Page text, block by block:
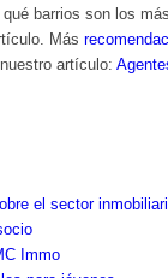
barrios son los
Más
artículo:
el sector
Immo